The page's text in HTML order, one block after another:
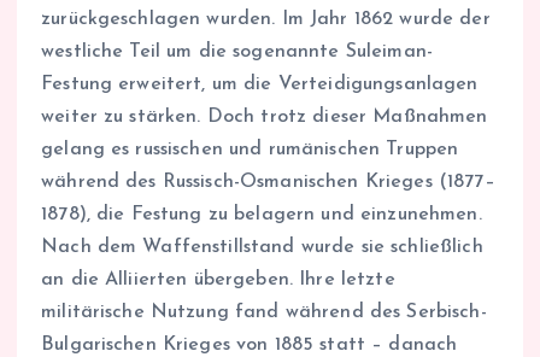
zurückgeschlagen wurden. Im Jahr 1862 wurde der
westliche Teil um die sogenannte Suleiman-
Festung erweitert, um die Verteidigungsanlagen
weiter zu stärken. Doch trotz dieser Maßnahmen
gelang es russischen und rumänischen Truppen
während des Russisch-Osmanischen Krieges (1877–
1878), die Festung zu belagern und einzunehmen.
Nach dem Waffenstillstand wurde sie schließlich
an die Alliierten übergeben. Ihre letzte
militärische Nutzung fand während des Serbisch-
Bulgarischen Krieges von 1885 statt – danach